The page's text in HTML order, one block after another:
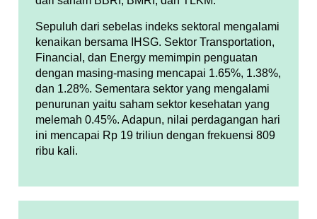
Sepuluh dari sebelas indeks sektoral mengalami
kenaikan bersama IHSG. Sektor Transportation,
Financial, dan Energy memimpin penguatan
dengan masing-masing mencapai 1.65%, 1.38%,
dan 1.28%. Sementara sektor yang mengalami
penurunan yaitu saham sektor kesehatan yang
melemah 0.45%. Adapun, nilai perdagangan hari
ini mencapai Rp 19 triliun dengan frekuensi 809
ribu kali.